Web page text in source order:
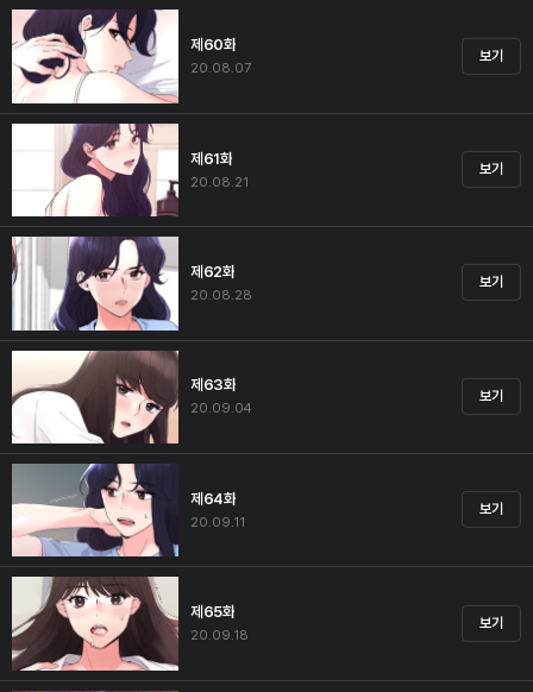
제60화
20.08.07
보기
제61화
20.08.21
보기
제62화
20.08.28
보기
제63화
20.09.04
보기
제64화
20.09.11
보기
제65화
20.09.18
보기